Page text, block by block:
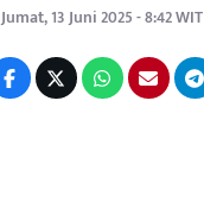
Jumat, 13 Juni 2025 - 8:42 WIT